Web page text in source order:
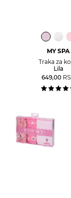
MY SPA
Traka za
Lila
649,00